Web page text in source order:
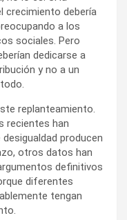
crecimiento debería
a los
sociales. Pero
dedicarse a
y no a un
replanteamiento.
recientes han
producen
otros datos han
definitivos
diferentes
tengan